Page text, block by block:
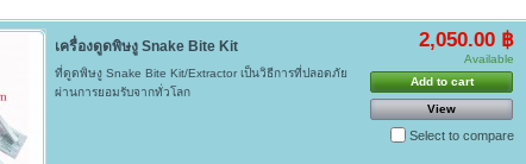
เครื่องดูดพิษงู Snake Bite Kit
ที่ดูดพิษงู Snake Bite Kit/Extractor เป็นวิธีการที่ปลอดภัย
ผ่านการยอมรับจากทั่วโลก
2,050.00 ฿
Available
Add to cart
View
Select to compare